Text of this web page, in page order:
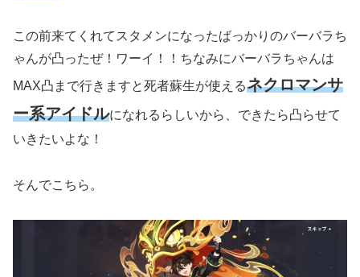
この前来てくれてスタメンになったばっかりのバーバラち
ゃんが凸ったぜ！ワーイ！！ちなみにバーバラちゃんは
MAX凸まで行きますと死者蘇生が使えるネクロマンサ
ー系アイドルになれるらしいから、できたら凸らせて
いきたいよな！
そんでこちら。